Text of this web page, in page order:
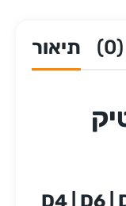
תיאור
(D100) D4 |